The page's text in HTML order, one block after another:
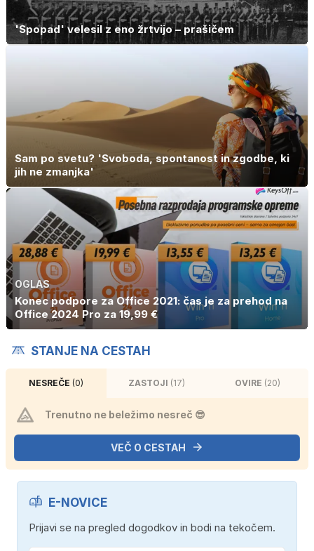
'Spopad' velesil z eno žrtvijo – prašičem
Sam po svetu? 'Svoboda, spontanost in zgodbe, ki
jih ne zmanjka'
OGLAS
Konec podpore za Office 2021: čas je za prehod na
Office 2024 Pro za 19,99 €
STANJE NA CESTAH
NESREČE (0) ZASTOJI (17) OVIRE (20)
Trenutno ne beležimo nesreč 😎
VEČ O CESTAH
E-NOVICE
Prijavi se na pregled dogodkov in bodi na tekočem.